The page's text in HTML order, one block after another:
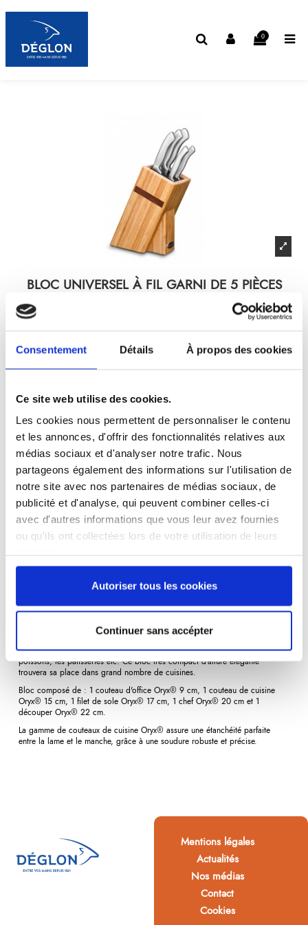
Consentement Détails À propos des cookies
Ce site web utilise des cookies.
Les cookies nous permettent de personnaliser le contenu
et les annonces, d'offrir des fonctionnalités relatives aux
médias sociaux et d'analyser notre trafic. Nous
partageons également des informations sur l'utilisation de
notre site avec nos partenaires de médias sociaux, de
publicité et d'analyse, qui peuvent combiner celles-ci
avec d'autres informations que vous leur avez fournies
ou qu'ils ont collectées lors de votre utilisation de leurs
Autoriser tous les cookies
Continuer sans accépter
0
BLOC UNIVERSEL À FIL GARNI DE 5 PIÈCES
332,14 €/ TTC
Ajouter au panier
DescriptionDétails du produitAvis(0)
permet de disposer les couteaux comme vous le souhaitez, tout en
protégeant le tranchant. Les 5 outils indispensables à la cuisine du gourmet.
Ils permettent d'éplucher, de découper les légumes, les viandes, les
poissons, les pâtisseries etc. Ce bloc très compact d'allure élégante
trouvera sa place dans grand nombre de cuisines.
Bloc composé de : 1 couteau d'office Oryx® 9 cm, 1 couteau de cuisine
Oryx® 15 cm, 1 filet de sole Oryx® 17 cm, 1 chef Oryx® 20 cm et 1
découper Oryx® 22 cm.
La gamme de couteaux de cuisine Oryx® assure une étanchéité parfaite
entre la lame et le manche, grâce à une soudure robuste et précise.
Mentions légales
Actualités
Nos médias
Contact
Cookies